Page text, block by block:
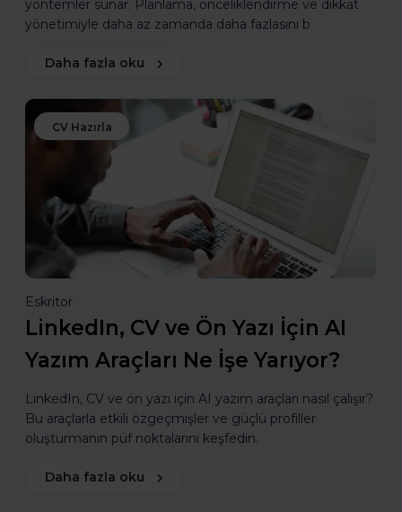
yöntemler sunar. Planlama, önceliklendirme ve dikkat
yönetimiyle daha az zamanda daha fazlasını b
Daha fazla oku
CV Hazırla
Eskritor
LinkedIn, CV ve Ön Yazı İçin AI
Yazım Araçları Ne İşe Yarıyor?
LinkedIn, CV ve ön yazı için AI yazım araçları nasıl çalışır?
Bu araçlarla etkili özgeçmişler ve güçlü profiller
oluşturmanın püf noktalarını keşfedin.
Daha fazla oku